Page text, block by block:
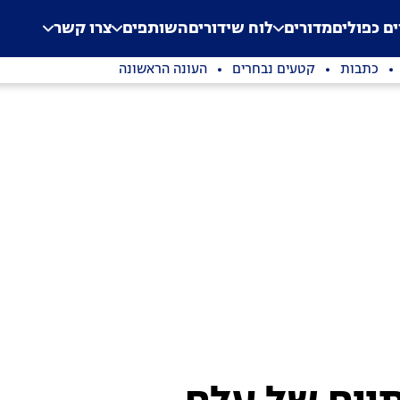
Application error: a
. כפוליםמדורים לוח שידוריםהשותפים צרו קשר
כתבות קטעים נבחרים העונה הראשונה